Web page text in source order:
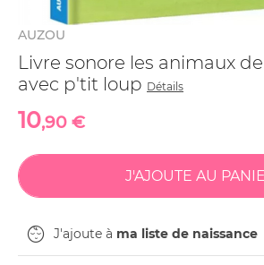
AUZOU
Livre sonore les animaux
avec p'tit loup Détails
10,90 €
J'ajoute à ma liste de naissance